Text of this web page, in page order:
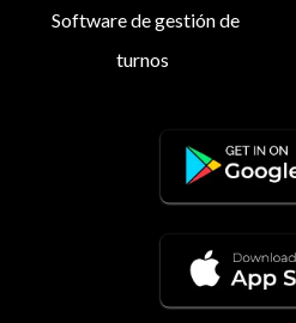
Software de gestión de
turnos